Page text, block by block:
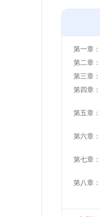
第一章：
第二章：
第三章：
第四章：
第五章：
第六章：
第七章：
第八章：